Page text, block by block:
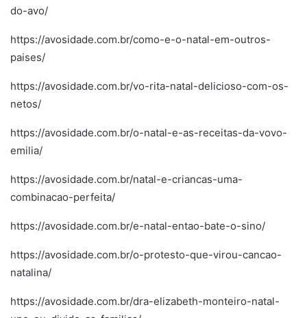
do-avo/
https://avosidade.com.br/como-e-o-natal-em-outros-
paises/
https://avosidade.com.br/vo-rita-natal-delicioso-com-os-
netos/
https://avosidade.com.br/o-natal-e-as-receitas-da-vovo-
emilia/
https://avosidade.com.br/natal-e-criancas-uma-
combinacao-perfeita/
https://avosidade.com.br/e-natal-entao-bate-o-sino/
https://avosidade.com.br/o-protesto-que-virou-cancao-
natalina/
https://avosidade.com.br/dra-elizabeth-monteiro-natal-